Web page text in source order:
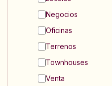
Negocios
Oficinas
Terrenos
Townhouses
Venta